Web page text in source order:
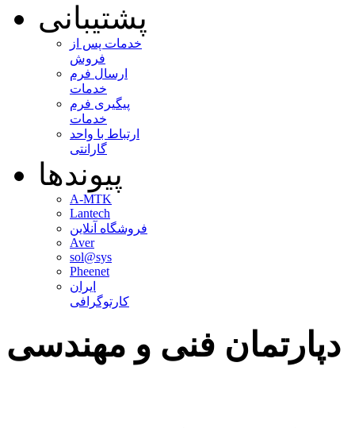
پشتیبانی
خدمات پس از
فروش
ارسال فرم
خدمات
پیگیری فرم
خدمات
ارتباط با واحد
گارانتی
پیوندها
A-MTK
Lantech
فروشگاه آنلاین
Aver
sol@sys
Pheenet
ایران
کارتوگرافی
دپارتمان فنی و مهندسی